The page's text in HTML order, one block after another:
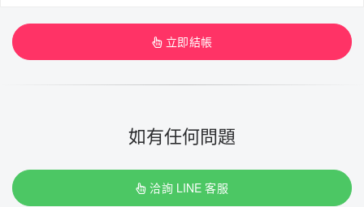
立即結帳
如有任何問題
洽詢 LINE 客服